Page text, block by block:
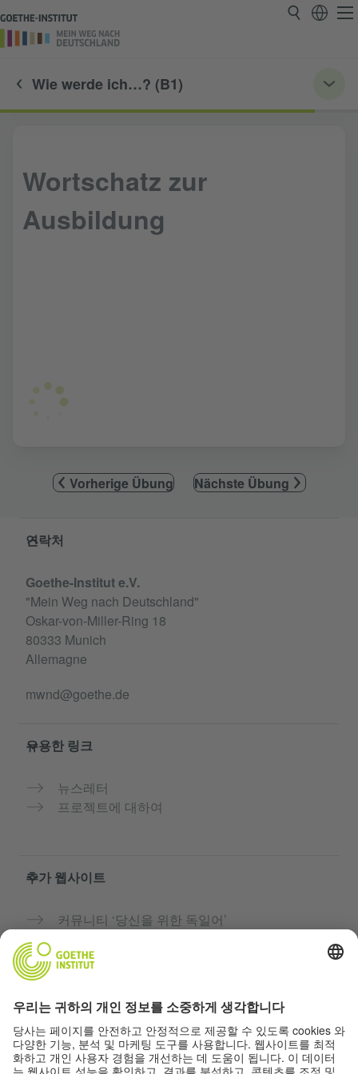
Wie werde ich…? (B1)
Wortschatz zur
Ausbildung
Vorherige Übung Nächste Übung
Service- und Informationsbereich
연락처
Goethe-Institut e.V.
"Mein Weg nach Deutschland"
Oskar-von-Miller-Ring 18
80333 Munich
Allemagne
mwnd@goethe.de
유용한 링크
뉴스레터
프로젝트에 대하여
추가 웹사이트
커뮤니티 ‘당신을 위한 독일어’
괴테 인스티투트의 독일어 과정
개인정보 및 접근성